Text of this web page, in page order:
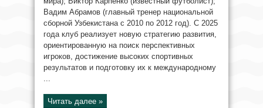
Вадим Абрамов (главный тренер национальной
сборной Узбекистана с 2010 по 2012 год). С 2025
года клуб реализует новую стратегию развития,
ориентированную на поиск перспективных
игроков, достижение высоких спортивных
результатов и подготовку их к международному
...
Читать далее »